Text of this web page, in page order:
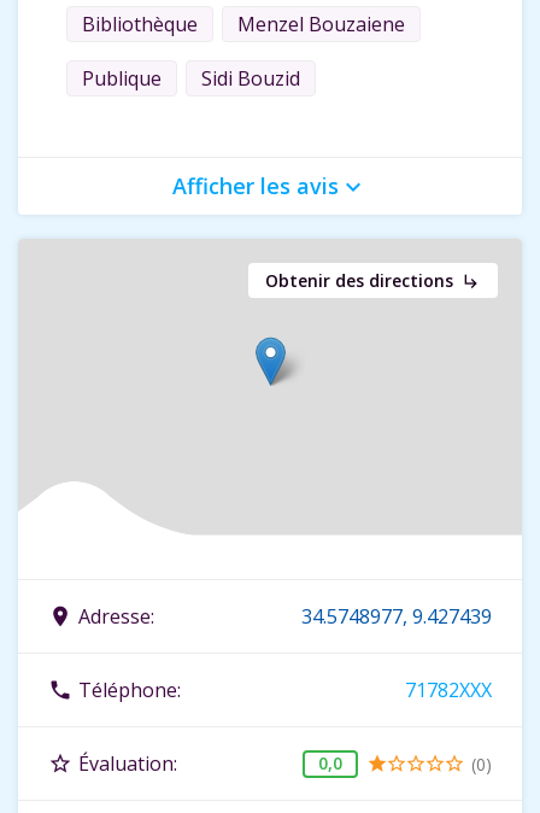
Bibliothèque Menzel Bouzaiene
Publique Sidi Bouzid
Afficher les avis keyboard_arrow_down
Obtenir des directions subdirectory_arrow_right
place Adresse: 34.5748977, 9.427439
phone Téléphone: 71782XXX
star_border Évaluation: 0,0 starstar_borderstar_borderstar_borderstar_border (0)